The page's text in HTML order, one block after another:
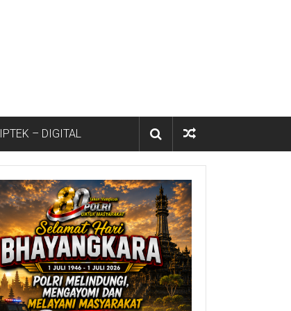
IPTEK – DIGITAL